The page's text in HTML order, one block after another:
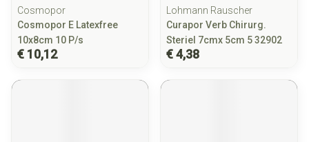
Cosmopor
Cosmopor E Latexfree
10x8cm 10 P/s
€ 10,12
Lohmann Rauscher
Curapor Verb Chirurg.
Steriel 7cmx 5cm 5 32902
€ 4,38